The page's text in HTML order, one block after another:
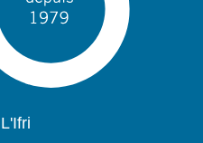
Navigation
L'Ifri